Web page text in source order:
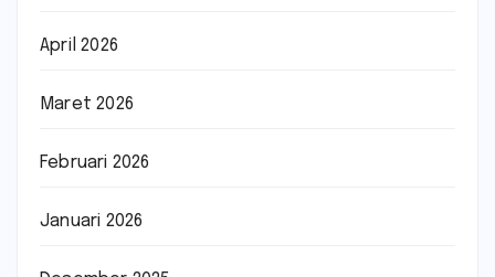
April 2026
Maret 2026
Februari 2026
Januari 2026